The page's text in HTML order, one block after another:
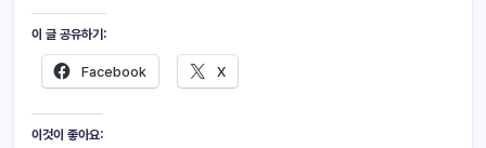
이 글 공유하기:
Facebook X
이것이 좋아요: